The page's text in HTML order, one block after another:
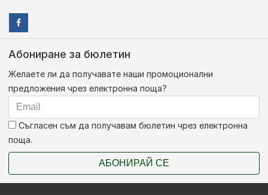
Абониране за бюлетин
Желаете ли да получавате наши промоционални
предложения чрез електронна поща?
Съгласен съм да получавам бюлетин чрез електронна
поща.
АБОНИРАЙ СЕ